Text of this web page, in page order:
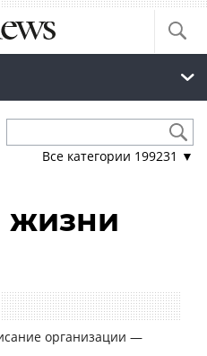
Все категории 199231 ▼
жизни
организации —